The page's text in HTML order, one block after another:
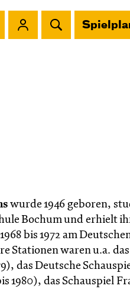
wurde 1946 geboren,
Bochum und erhielt
bis 1972 am
Stationen waren u.a.
das Deutsche
1980), das Schauspiel